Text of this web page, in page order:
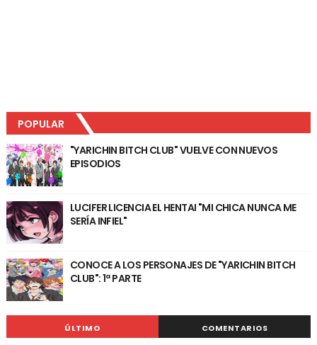
POPULAR
"YARICHIN BITCH CLUB" VUELVE CON NUEVOS
EPISODIOS
LUCIFER LICENCIA EL HENTAI "MI CHICA NUNCA ME
SERÍA INFIEL"
CONOCE A LOS PERSONAJES DE "YARICHIN BITCH
CLUB": 1ª PARTE
ÚLTIMO COMENTARIOS